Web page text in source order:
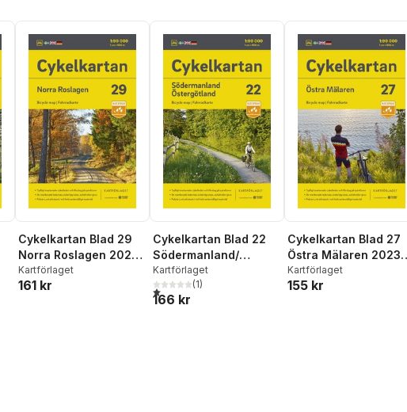
Cykelkartan Blad 29
Norra Roslagen 2023-
2025
Kartförlaget
161 kr
Cykelkartan Blad 22
Södermanland/
Östergötland 2023-
2025
Kartförlaget
1,0utav 5 stjärnor. Totalt antal röster:
(1)
166 kr
Cykelkartan Blad 27
Östra Mälaren 2023-
2025
Kartförlaget
155 kr